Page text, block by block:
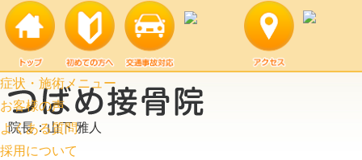
症状・施術メニュー
お客様の声
よくある質問
採用について
院長：山下 雅人